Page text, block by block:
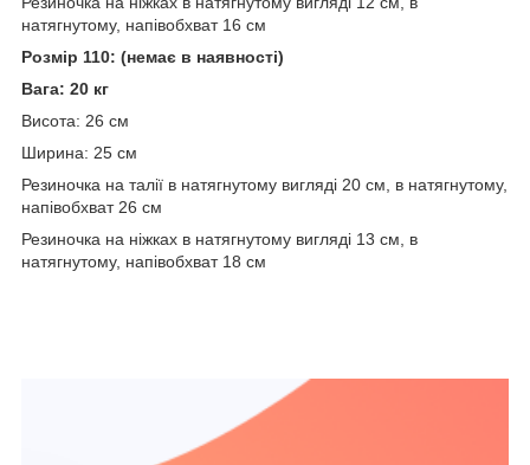
натягнутому, напівобхват 16 см
Розмір 110: (немає в наявності)
Вага: 20 кг
Висота: 26 см
Ширина: 25 см
Резиночка на талії в натягнутому вигляді 20 см, в натягнутому,
напівобхват 26 см
Резиночка на ніжках в натягнутому вигляді 13 см, в
натягнутому, напівобхват 18 см